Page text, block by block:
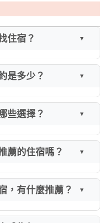
住宿？
是多少？
些選擇？
薦的住宿嗎？
，有什麼推薦？